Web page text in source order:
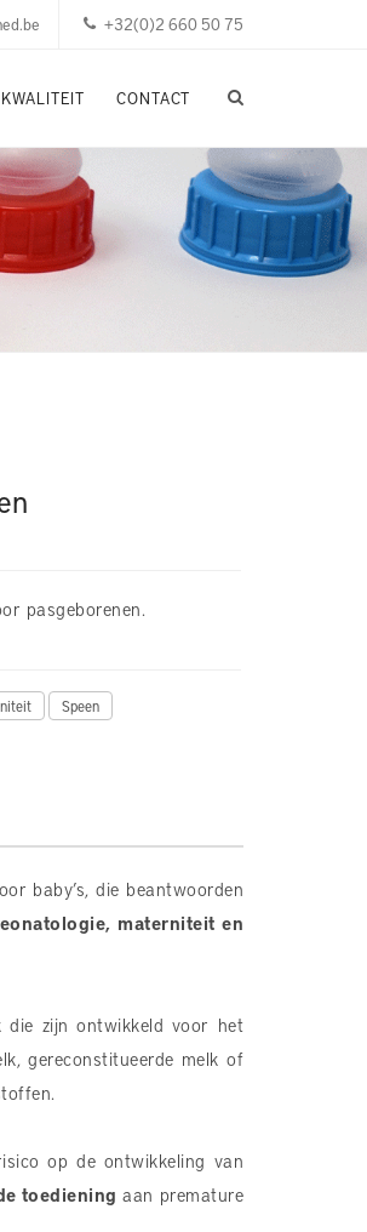
+32(0)2 660 50 75
KWALITEIT CONTACT
pasgeborenen.
Speen
baby’s, die beantwoorden
materniteit en
die zijn ontwikkeld voor het
gereconstitueerde melk of
op de ontwikkeling van
toediening aan premature